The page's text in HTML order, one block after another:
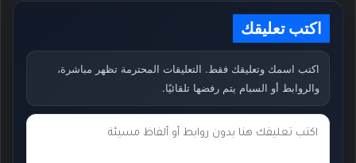
اكتب تعليقك
اكتب اسمك وتعليقك فقط. التعليقات المحترمة تظهر مباشرة،
والروابط أو السبام يتم رفضها تلقائيًا.
ت